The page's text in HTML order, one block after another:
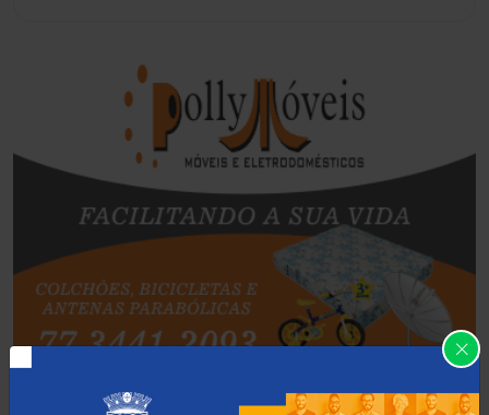
Bom Jesus da Lapa
Boquira
Botuporã (72)
Brasil (7680)
Brumado (31959)
Caculé (697)